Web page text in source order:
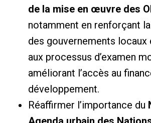
de la mise en œuvre des
notamment en renforçant
des gouvernements locaux
aux processus d’examen
améliorant l’accès au
développement.
Réaffirmer l’importance du